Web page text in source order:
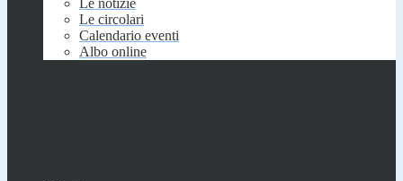
Le notizie
Le circolari
Calendario eventi
Albo online